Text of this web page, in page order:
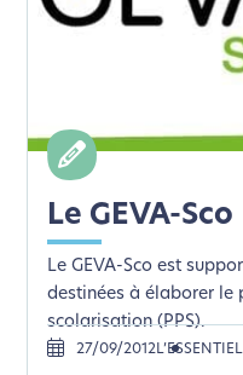
Le GEVA-Sco
Le GEVA-Sco est
destinées à élaborer le
scolarisation (PPS).
27/09/2012L’ESSENTIEL